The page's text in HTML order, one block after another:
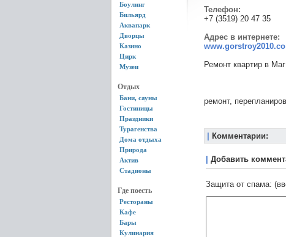
Боулинг
Бильярд
Аквапарк
Дворцы
Казино
Цирк
Музеи
Отдых
Бани, сауны
Гостиницы
Праздники
Турагенства
Дома отдыха
Природа
Актив
Стадионы
Где поесть
Рестораны
Кафе
Бары
Кулинария
Телефон:
+7 (3519) 20 47 35
Адрес в интернете:
Ремонт квартир в
ремонт,
Комментарии:
Добавить
Защита от спама: